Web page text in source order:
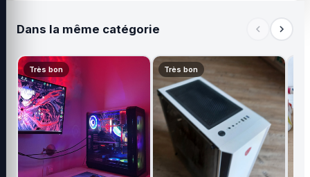
Dans la même catégorie
Très bon Très bon